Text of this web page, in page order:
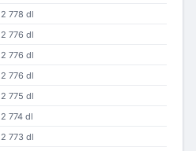
2 778 dl
2 776 dl
2 776 dl
2 776 dl
2 775 dl
2 774 dl
2 773 dl